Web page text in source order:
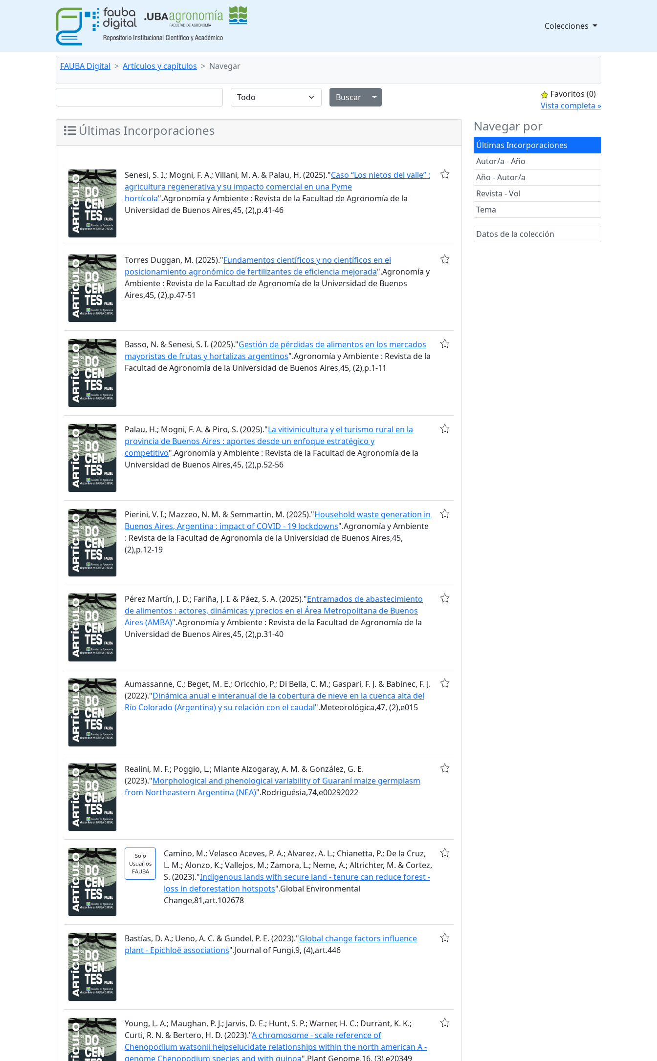
Colecciones
FAUBA Digital Artículos y capítulos Navegar
Alternar menú desplegable
Favoritos (0)
Vista completa »
Navegar por
Últimas Incorporaciones
Autor/a - Año
Año - Autor/a
Revista - Vol
Tema
Datos de la colección
Últimas Incorporaciones
Senesi, S. I.; Mogni, F. A.; Villani, M. A. & Palau, H. (2025)."Caso “Los nietos del valle” :
agricultura regenerativa y su impacto comercial en una Pyme
hortícola".Agronomía y Ambiente : Revista de la Facultad de Agronomía de la
Universidad de Buenos Aires,45, (2),p.41-46
Torres Duggan, M. (2025)."Fundamentos científicos y no científicos en el
posicionamiento agronómico de fertilizantes de eficiencia mejorada".Agronomía y
Ambiente : Revista de la Facultad de Agronomía de la Universidad de Buenos
Aires,45, (2),p.47-51
Basso, N. & Senesi, S. I. (2025)."Gestión de pérdidas de alimentos en los mercados
mayoristas de frutas y hortalizas argentinos".Agronomía y Ambiente : Revista de la
Facultad de Agronomía de la Universidad de Buenos Aires,45, (2),p.1-11
Palau, H.; Mogni, F. A. & Piro, S. (2025)."La vitivinicultura y el turismo rural en la
provincia de Buenos Aires : aportes desde un enfoque estratégico y
competitivo".Agronomía y Ambiente : Revista de la Facultad de Agronomía de la
Universidad de Buenos Aires,45, (2),p.52-56
Pierini, V. I.; Mazzeo, N. M. & Semmartin, M. (2025)."Household waste generation in
Buenos Aires, Argentina : impact of COVID - 19 lockdowns".Agronomía y Ambiente
: Revista de la Facultad de Agronomía de la Universidad de Buenos Aires,45,
(2),p.12-19
Pérez Martín, J. D.; Fariña, J. I. & Páez, S. A. (2025)."Entramados de abastecimiento
de alimentos : actores, dinámicas y precios en el Área Metropolitana de Buenos
Aires (AMBA)".Agronomía y Ambiente : Revista de la Facultad de Agronomía de la
Universidad de Buenos Aires,45, (2),p.31-40
Aumassanne, C.; Beget, M. E.; Oricchio, P.; Di Bella, C. M.; Gaspari, F. J. & Babinec, F. J.
(2022)."Dinámica anual e interanual de la cobertura de nieve en la cuenca alta del
Río Colorado (Argentina) y su relación con el caudal".Meteorológica,47, (2),e015
Realini, M. F.; Poggio, L.; Miante Alzogaray, A. M. & González, G. E.
(2023)."Morphological and phenological variability of Guaraní maize germplasm
from Northeastern Argentina (NEA)".Rodriguésia,74,e00292022
Solo
Usuarios
FAUBA
Camino, M.; Velasco Aceves, P. A.; Alvarez, A. L.; Chianetta, P.; De la Cruz,
L. M.; Alonzo, K.; Vallejos, M.; Zamora, L.; Neme, A.; Altrichter, M. & Cortez,
S. (2023)."Indigenous lands with secure land - tenure can reduce forest -
loss in deforestation hotspots".Global Environmental
Change,81,art.102678
Bastías, D. A.; Ueno, A. C. & Gundel, P. E. (2023)."Global change factors influence
plant - Epichloë associations".Journal of Fungi,9, (4),art.446
Young, L. A.; Maughan, P. J.; Jarvis, D. E.; Hunt, S. P.; Warner, H. C.; Durrant, K. K.;
Curti, R. N. & Bertero, H. D. (2023)."A chromosome - scale reference of
Chenopodium watsonii helpselucidate relationships within the north american A -
genome Chenopodium species and with quinoa".Plant Genome,16, (3),e20349